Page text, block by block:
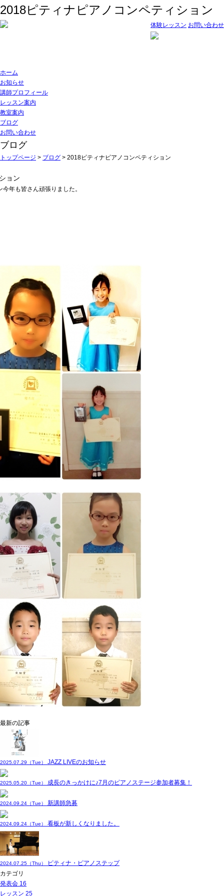
2018ピティナピアノコンペティション
体験レッスン お問い合わせ
ホーム
お知らせ
講師プロフィール
レッスン案内
教室案内
ブログ
お問い合わせ
ブログ
トップページ > ブログ > 2018ピティナピアノコンペティション
ョン
年も皆さん頑張りました。
最新の記事
2025.07.29（Tue） JAZZ LIVEのお知らせ
2025.05.20（Tue） 成長のきっかけに♪7月のピアノステージ参加者募集！
2024.09.24（Tue） 新講師急募
2024.09.24（Tue） 看板が新しくなりました。
2024.07.25（Thu）
ピティナ・ピアノステップ
カテゴリ
発表会 16
レッスン 25